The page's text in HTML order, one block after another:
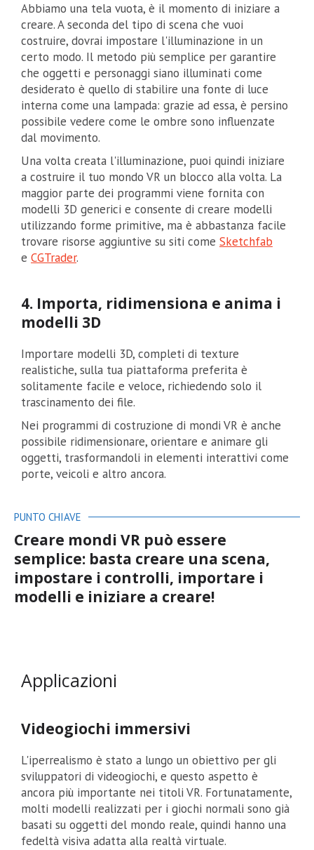
Abbiamo una tela vuota, è il momento di iniziare a
creare. A seconda del tipo di scena che vuoi
costruire, dovrai impostare l'illuminazione in un
certo modo. Il metodo più semplice per garantire
che oggetti e personaggi siano illuminati come
desiderato è quello di stabilire una fonte di luce
interna come una lampada: grazie ad essa, è persino
possibile vedere come le ombre sono influenzate
dal movimento.
Una volta creata l'illuminazione, puoi quindi iniziare
a costruire il tuo mondo VR un blocco alla volta. La
maggior parte dei programmi viene fornita con
modelli 3D generici e consente di creare modelli
utilizzando forme primitive, ma è abbastanza facile
trovare risorse aggiuntive su siti come Sketchfab
e CGTrader.
4. Importa, ridimensiona e anima i
modelli 3D
Importare modelli 3D, completi di texture
realistiche, sulla tua piattaforma preferita è
solitamente facile e veloce, richiedendo solo il
trascinamento dei file.
Nei programmi di costruzione di mondi VR è anche
possibile ridimensionare, orientare e animare gli
oggetti, trasformandoli in elementi interattivi come
porte, veicoli e altro ancora.
PUNTO CHIAVE
Creare mondi VR può essere
semplice: basta creare una scena,
impostare i controlli, importare i
modelli e iniziare a creare!
Applicazioni
Videogiochi immersivi
L'iperrealismo è stato a lungo un obiettivo per gli
sviluppatori di videogiochi, e questo aspetto è
ancora più importante nei titoli VR. Fortunatamente,
molti modelli realizzati per i giochi normali sono già
basati su oggetti del mondo reale, quindi hanno una
fedeltà visiva adatta alla realtà virtuale.